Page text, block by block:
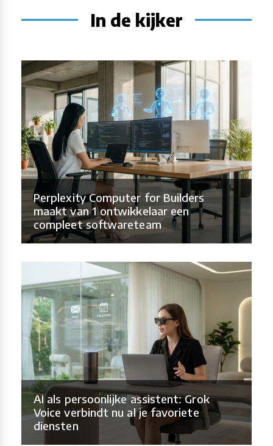
In de kijker
Perplexity Computer for Builders
maakt van 1 ontwikkelaar een
compleet softwareteam
AI als persoonlijke assistent: Grok
Voice verbindt nu al je favoriete
diensten